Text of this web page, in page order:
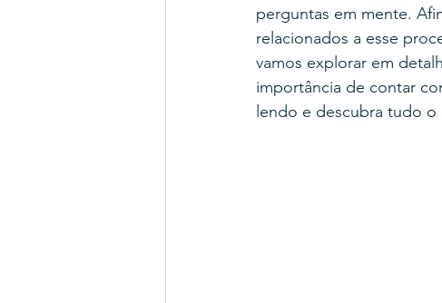
perguntas em mente.
relacionados a esse
vamos explorar em
importância de contar
lendo e descubra tudo